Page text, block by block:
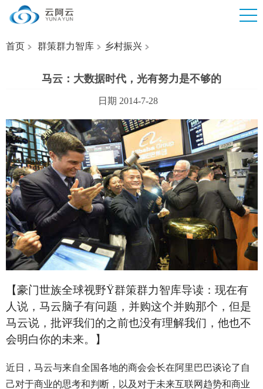
首页 群策群力智库 乡村振兴
马云：大数据时代，光有努力是不够的
日期 2014-7-28
【豪门世族全球视野Ÿ群策群力智库导读：现在有
人说，马云脑子有问题，并购这个并购那个，但是
马云说，批评我们的之前也没有理解我们，他也不
会明白你的未来。】
近日，马云与来自全国各地的商会会长在阿里巴巴谈论了自
己对于商业的思考和判断，以及对于未来互联网趋势和商业